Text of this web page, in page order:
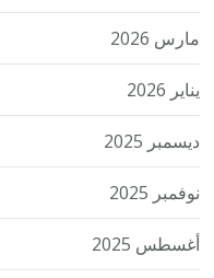
مارس 2026
يناير 2026
ديسمبر 2025
نوفمبر 2025
أغسطس 2025